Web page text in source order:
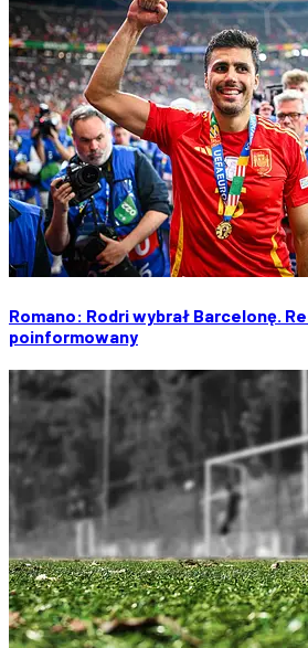
Romano: Rodri wybrał Barcelonę.
poinformowany